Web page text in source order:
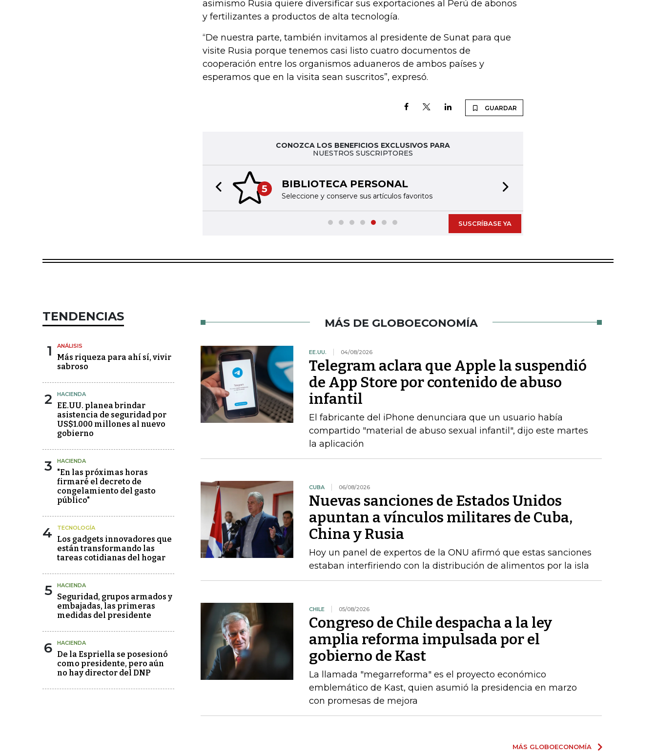
asimismo Rusia quiere diversificar sus exportaciones al Perú de abonos
y fertilizantes a productos de alta tecnología.
“De nuestra parte, también invitamos al presidente de Sunat para que
visite Rusia porque tenemos casi listo cuatro documentos de
cooperación entre los organismos aduaneros de ambos países y
esperamos que en la visita sean suscritos”, expresó.
GUARDAR
CONOZCA LOS BENEFICIOS EXCLUSIVOS PARA
NUESTROS SUSCRIPTORES
5 BIBLIOTECA PERSONAL
Seleccione y conserve sus artículos favoritos
Previous slide
SUSCRÍBASE YA
TENDENCIAS
1 ANÁLISIS
Más riqueza para ahí sí, vivir
sabroso
2 HACIENDA
EE.UU. planea brindar
asistencia de seguridad por
US$1.000 millones al nuevo
gobierno
3 HACIENDA
"En las próximas horas
firmaré el decreto de
congelamiento del gasto
público"
4 TECNOLOGÍA
Los gadgets innovadores que
están transformando las
tareas cotidianas del hogar
5 HACIENDA
Seguridad, grupos armados y
embajadas, las primeras
medidas del presidente
6 HACIENDA
De la Espriella se posesionó
como presidente, pero aún
no hay director del DNP
MÁS DE GLOBOECONOMÍA
EE.UU. 04/08/2026
Telegram aclara que Apple la suspendió
de App Store por contenido de abuso
infantil
El fabricante del iPhone denunciara que un usuario había
compartido "material de abuso sexual infantil", dijo este martes
la aplicación
CUBA 06/08/2026
Nuevas sanciones de Estados Unidos
apuntan a vínculos militares de Cuba,
China y Rusia
Hoy un panel de expertos de la ONU afirmó que estas sanciones
estaban interfiriendo con la distribución de alimentos por la isla
CHILE 05/08/2026
Congreso de Chile despacha a la ley
amplia reforma impulsada por el
gobierno de Kast
La llamada "megarreforma" ​es el proyecto económico
emblemático de Kast, quien asumió la presidencia en marzo
con promesas de mejora
MÁS GLOBOECONOMÍA